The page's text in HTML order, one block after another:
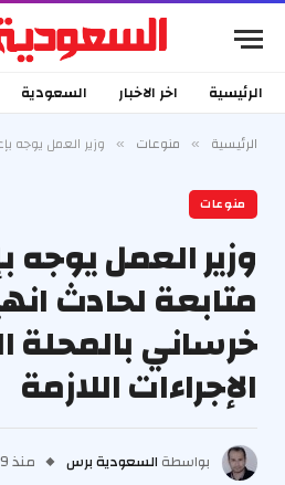
الرئيسية اخر الاخبار السعودية
الرئيسية » منوعات » وزير العمل يوجه بإعداد تقرير متابعة
منوعات
وزير العمل يوجه
متابعة لحادث
خرساني بالمحلة
الإجراءات اللازمة
بواسطة السعودية برس منذ 9 أشهر